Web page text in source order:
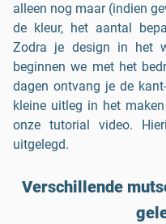
alleen nog maar (indien
de kleur, het aantal
Zodra je design in het
beginnen we met het
dagen ontvang je de
kleine uitleg in het
onze tutorial video.
uitgelegd.
Verschillende